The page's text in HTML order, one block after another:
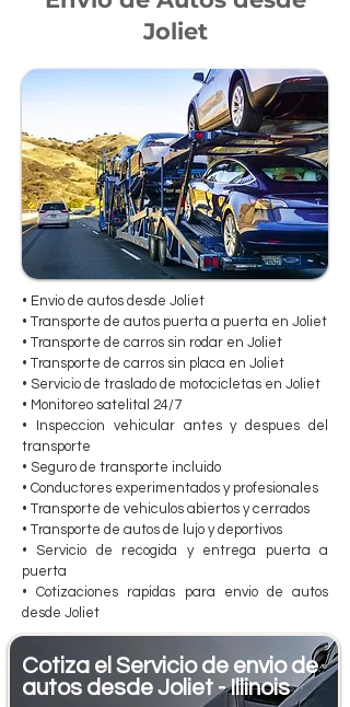
Joliet
• Envio de autos desde Joliet
• Transporte de autos puerta a puerta en Joliet
• Transporte de carros sin rodar en Joliet
• Transporte de carros sin placa en Joliet
• Servicio de traslado de motocicletas en Joliet
• Monitoreo satelital 24/7
• Inspeccion vehicular antes y despues del
transporte
• Seguro de transporte incluido
• Conductores experimentados y profesionales
• Transporte de vehiculos abiertos y cerrados
• Transporte de autos de lujo y deportivos
• Servicio de recogida y entrega puerta a
puerta
• Cotizaciones rapidas para envio de autos
desde Joliet
Cotiza el Servicio de envio de
autos desde Joliet - Illinois